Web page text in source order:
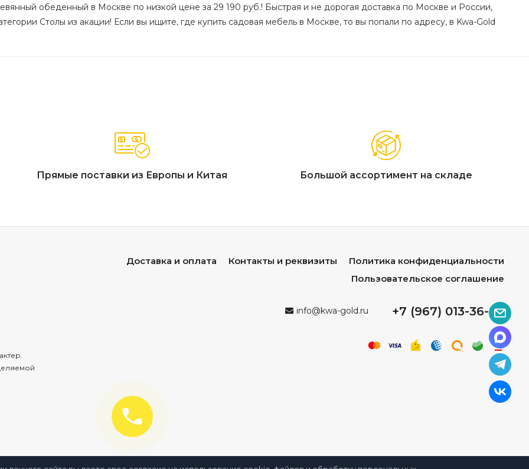
обеденный в Москве по низкой цене за 29 190 руб.! Быстрая и не дорогая доставка по Москве и России,
Столы из акации! Если вы ищите, где купить садовая мебель в Москве, то вы попали по адресу, в Kwa-Gold
Прямые поставки из Европы и Китая Большой ассортимент на складе
Доставка и оплата Контакты и реквизиты
Политика конфиденциальности
Пользовательское соглашение
info@kwa-gold.ru +7 (967) 013-36-96